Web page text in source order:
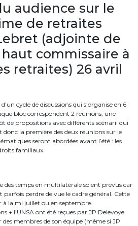
audience sur le
de retraites
(adjointe de
commissaire à
retraites) 26 avril
cycle de discussions qui s’organise en 6
bloc correspondent 2 réunions, une
de propositions avec différents scénarii qui
donc la première des deux réunions sur le
seront abordées avant l’été : les
familiaux
des temps en multilatérale soient prévus car
parfois perdre de vue le cadre général. Cette
la mi juillet ou en septembre.
+ l’UNSA ont été reçues par JP Delevoye
membres de son équipe (même si JP